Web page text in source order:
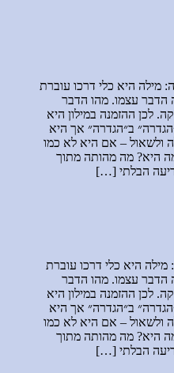
מילה היא כלי דרכו עוברת
הדבר עצמו. מהו הדבר
לכן ההזמנה במילון היא
ב״הגדרה״ אך היא
ולשאול – אם היא לא כמו
היא? מה מהותה מתוך
הבלתי […]
מילה היא כלי דרכו עוברת
הדבר עצמו. מהו הדבר
לכן ההזמנה במילון היא
ב״הגדרה״ אך היא
ולשאול – אם היא לא כמו
היא? מה מהותה מתוך
הבלתי […]